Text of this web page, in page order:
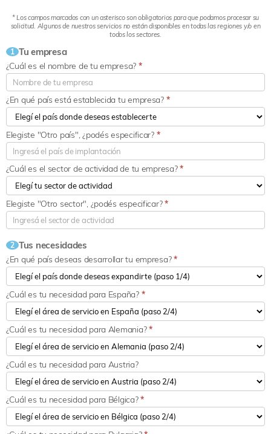
* Los campos marcados con un asterisco son obligatorios para que podamos procesar su
solicitud. Algunos de nuestros servicios no están disponibles en todas las regiones y/o en
todos los sectores.
1 Tu empresa
¿Cuál es el nombre de tu empresa? *
¿En qué país está establecida tu empresa? *
¿Cuál es el sector de actividad de tu empresa?*
Elegiste "Otro país", ¿podés especificar? *
Elegiste "Otro sector", ¿podés especificar?*
2 Tus necesidades
¿En qué país deseas desarrollar tu empresa?*
¿Cuál es tu necesidad para España? *
¿Cuál es tu necesidad para Alemania?*
¿Cuál es tu necesidad para Austria?
¿Cuál es tu necesidad para Bélgica?*